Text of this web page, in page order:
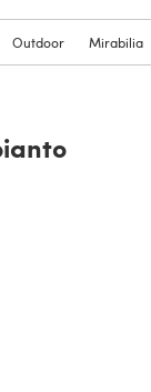
Outdoor Mirabilia